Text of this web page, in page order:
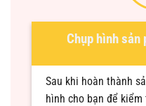
Chụp hình
Sau khi hoàn thành
hình cho bạn để